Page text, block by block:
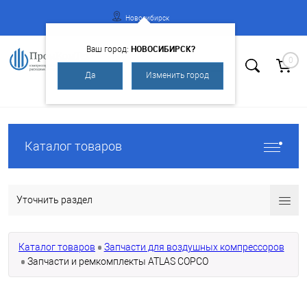
Регистрация
Новосибирск
Ваш город: НОВОСИБИРСК?
Да Изменить город
0
Каталог товаров
Уточнить раздел
Каталог товаров
Запчасти для воздушных компрессоров
Запчасти и ремкомплекты ATLAS COPCO